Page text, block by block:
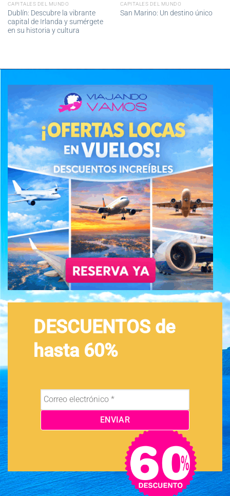
CAPITALES DEL MUNDO
Dublín: Descubre la vibrante
capital de Irlanda y sumérgete
en su historia y cultura
CAPITALES DEL MUNDO
San Marino: Un destino único
DESCUENTOS de
hasta 60%